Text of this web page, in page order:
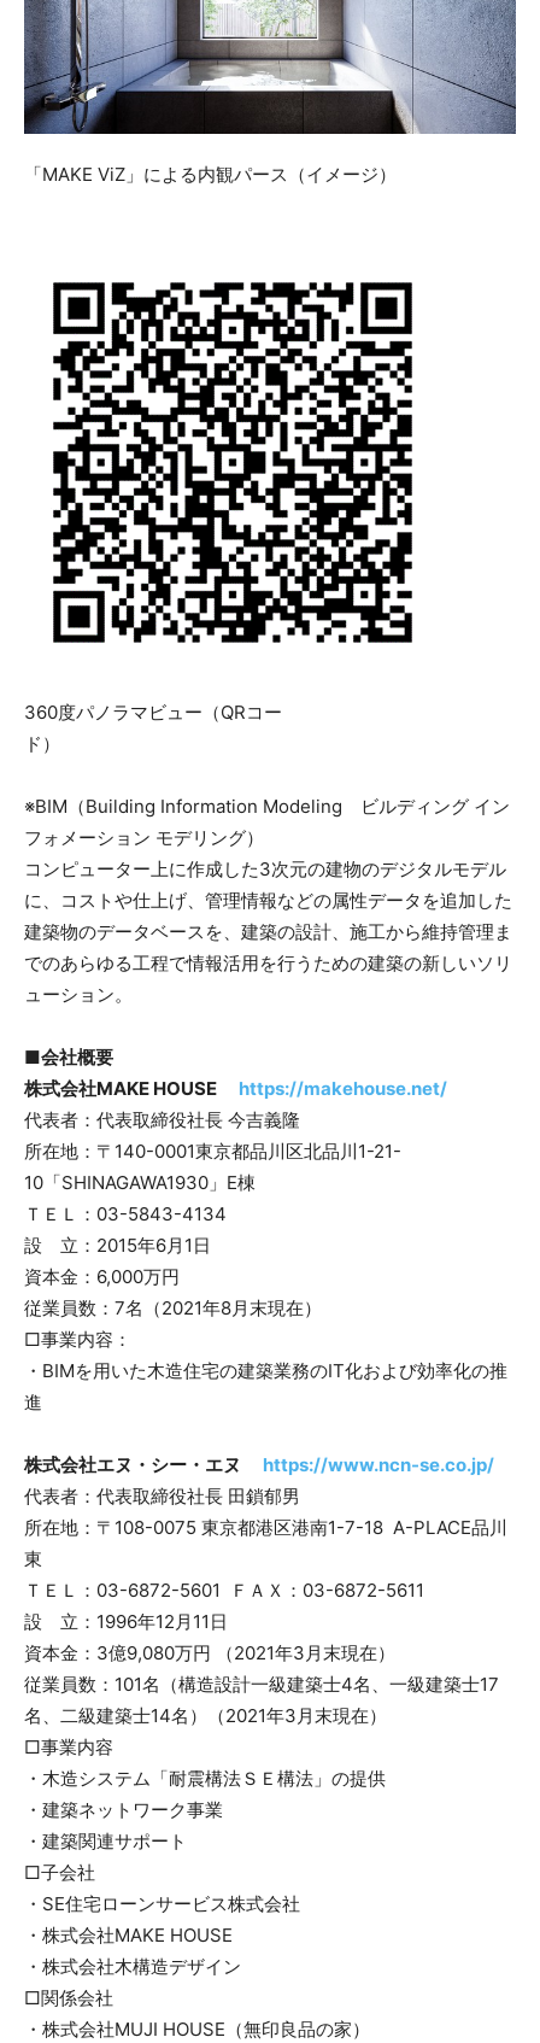
「MAKE ViZ」による内観パース（イメージ）
360度パノラマビュー（QRコー
ド）
※BIM（Building Information Modeling ビルディング イン
フォメーション モデリング）
コンピューター上に作成した3次元の建物のデジタルモデル
に、コストや仕上げ、管理情報などの属性データを追加した
建築物のデータベースを、建築の設計、施工から維持管理ま
でのあらゆる工程で情報活用を行うための建築の新しいソリ
ューション。
■会社概要
株式会社MAKE HOUSE https://makehouse.net/
代表者：代表取締役社長 今吉義隆
所在地：〒140-0001東京都品川区北品川1-21-
10「SHINAGAWA1930」E棟
ＴＥＬ：03-5843-4134
設 立：2015年6月1日
資本金：6,000万円
従業員数：7名（2021年8月末現在）
□事業内容：
・BIMを用いた木造住宅の建築業務のIT化および効率化の推
進
株式会社エヌ・シー・エヌ https://www.ncn-se.co.jp/
代表者：代表取締役社長 田鎖郁男
所在地：〒108-0075 東京都港区港南1-7-18 A-PLACE品川
東
ＴＥＬ：03-6872-5601 ＦＡＸ：03-6872-5611
設 立：1996年12月11日
資本金：3億9,080万円 （2021年3月末現在）
従業員数：101名（構造設計一級建築士4名、一級建築士17
名、二級建築士14名）（2021年3月末現在）
□事業内容
・木造システム「耐震構法ＳＥ構法」の提供
・建築ネットワーク事業
・建築関連サポート
□子会社
・SE住宅ローンサービス株式会社
・株式会社MAKE HOUSE
・株式会社木構造デザイン
□関係会社
・株式会社MUJI HOUSE（無印良品の家）